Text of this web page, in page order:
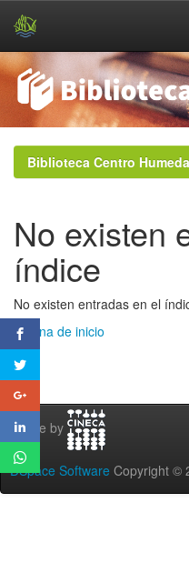
navigationBiblioteca Centro
No existen
índice
No existen entradas en el
Página de inicio
Theme by
DSpace Software Copyright ©